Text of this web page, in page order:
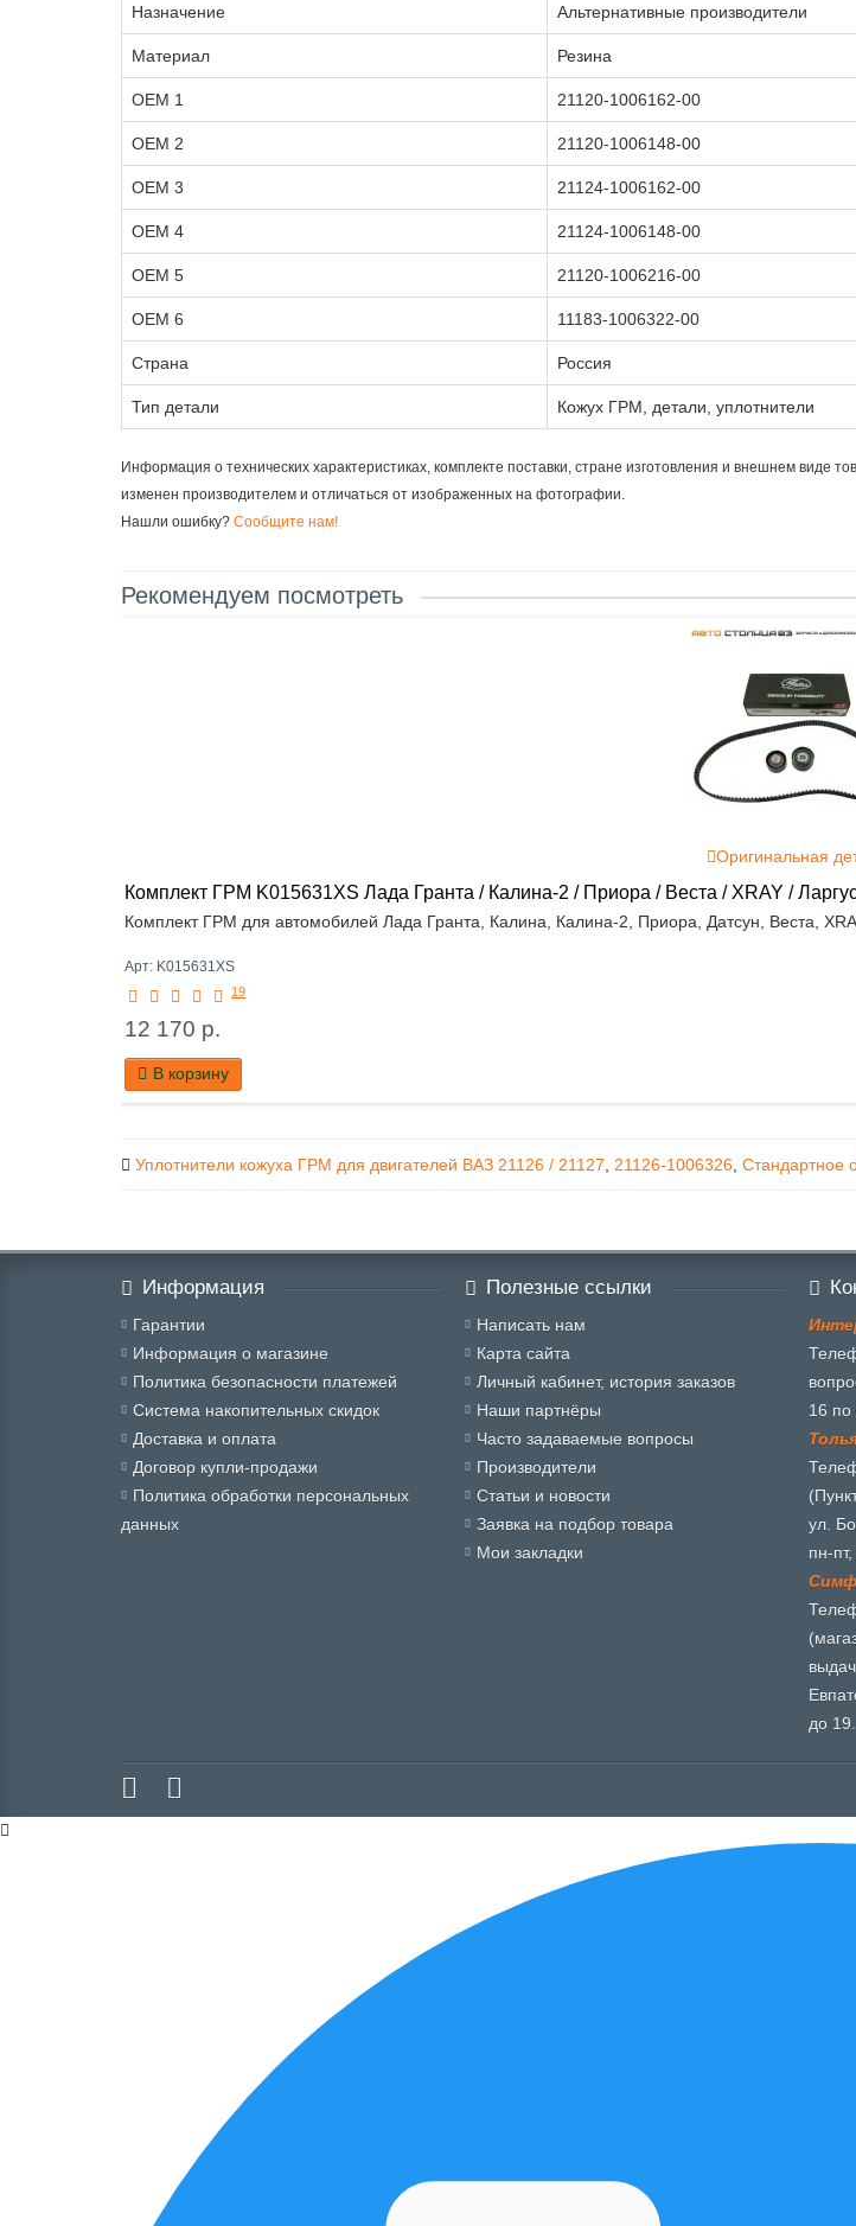
Назначение Альтернативные производители
Материал Резина
OEM 1 21120-1006162-00
OEM 2 21120-1006148-00
OEM 3 21124-1006162-00
OEM 4 21124-1006148-00
OEM 5 21120-1006216-00
OEM 6 11183-1006322-00
Страна Россия
Тип детали Кожух ГРМ, детали, уплотнители
Информация о технических характеристиках, комплекте поставки, стране изготовления и внешнем виде
изменен производителем и отличаться от изображенных на фотографии.
Нашли ошибку? Сообщите нам!
Рекомендуем посмотреть
Оригинальная
Комплект ГРМ K015631XS Лада Гранта / Калина-2 / Приора / Веста / XRAY /
Комплект ГРМ для автомобилей Лада Гранта, Калина, Калина-2, Приора, Датсун, Веста,
Арт: K015631XS
19
12 170 р.
В корзину
Уплотнители кожуха ГРМ для двигателей ВАЗ 21126 / 21127 21126-1006326 Стандартное
Информация
Гарантии
Информация о магазине
Политика безопасности платежей
Система накопительных скидок
Доставка и оплата
Договор купли-продажи
Политика обработки персональных
данных
Полезные ссылки
Написать нам
Карта сайта
Личный кабинет, история заказов
Наши партнёры
Часто задаваемые вопросы
Производители
Статьи и новости
Заявка на подбор товара
Мои закладки
Инте
16 по
Толь
ул.
пн-
Симф
до 19.